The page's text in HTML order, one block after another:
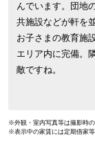
んでいます。団地
共施設などが軒を
お子さまの教育施
エリア内に完備。
敵ですね。
※外観・室内写真等は撮影時
※表示中の家賃には定期借家